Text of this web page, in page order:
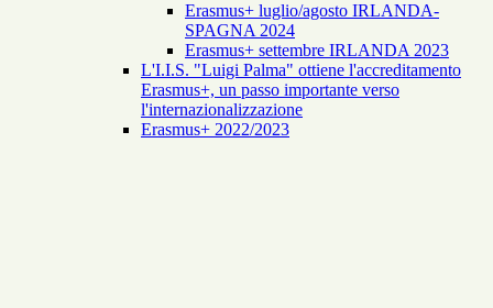
Erasmus+ luglio/agosto IRLANDA-
SPAGNA 2024
Erasmus+ settembre IRLANDA 2023
L'I.I.S. "Luigi Palma" ottiene l'accreditamento
Erasmus+, un passo importante verso
l'internazionalizzazione
Erasmus+ 2022/2023